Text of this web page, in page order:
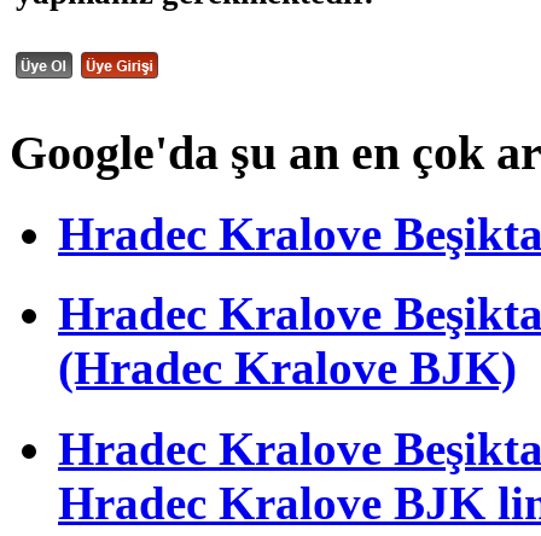
Google'da şu an en çok
Hradec Kralove
Hradec Kralove
(Hradec Kralove BJK)
Hradec Kralove
Hradec Kralove BJK